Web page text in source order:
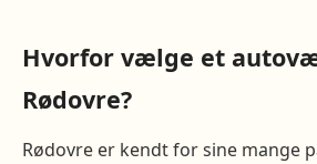
Hvorfor vælge et
Rødovre?
Rødovre er kendt for sine mange